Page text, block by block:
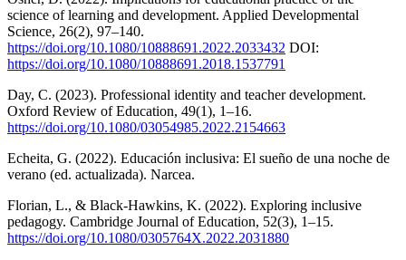
science of learning and development. Applied Developmental
Science, 26(2), 97–140.
https://doi.org/10.1080/10888691.2022.2033432 DOI:
https://doi.org/10.1080/10888691.2018.1537791
Day, C. (2023). Professional identity and teacher development.
Oxford Review of Education, 49(1), 1–16.
https://doi.org/10.1080/03054985.2022.2154663
Echeita, G. (2022). Educación inclusiva: El sueño de una noche de
verano (ed. actualizada). Narcea.
Florian, L., & Black-Hawkins, K. (2022). Exploring inclusive
pedagogy. Cambridge Journal of Education, 52(3), 1–15.
https://doi.org/10.1080/0305764X.2022.2031880